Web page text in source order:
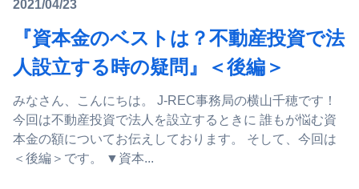
2021/04/23
『資本金のベストは？不動産投資で法
人設立する時の疑問』＜後編＞
みなさん、こんにちは。 J-REC事務局の横山千穂です！
今回は不動産投資で法人を設立するときに 誰もが悩む資
本金の額についてお伝えしております。 そして、今回は
＜後編＞です。 ▼資本...